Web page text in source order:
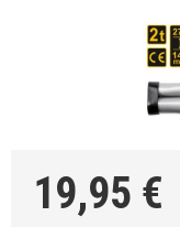
19,95 €